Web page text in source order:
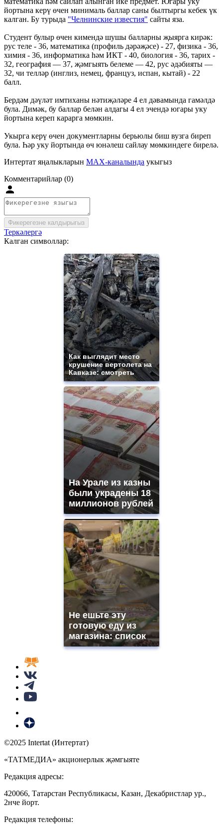
йортына керү өчен минималь баллар саны былтыргы кебек үк
калган. Бу турыда "Челнинские известия" сайты яза.
Студент булыр өчен кимендә шушы балларны җыярга кирәк:
рус теле - 36, математика (профиль дәрәҗәсе) - 27, физика - 36,
химия - 36, информатика һәм ИКТ - 40, биология - 36, тарих -
32, география — 37, җәмгыять белеме — 42, рус әдәбияты —
32, чи телләр (инглиз, немец, француз, испан, кытай) - 22
балл.
Бердәм дәүләт имтиханы нәтиҗәләре 4 ел дәвамында гамәлдә
була. Димәк, бу баллар белән алдагы 4 ел эчендә югары уку
йортына кереп карарга мөмкин.
Укырга керү өчен документларны берьюлы биш вузга биреп
була. Һәр уку йортында өч юнәлеш сайлау мөмкиндеге бирелә.
Интертат яңалыкларын MAX-каналында укыгыз
Комментарийлар (0)
Фикерегезне калдырыгыз
Теркәлергә
Калган символлар:
Как выглядит место
крушение вертолета на
Кавказе: смотреть
На Урале из казны
были украдены 18
миллионов рублей
Не ешьте эту
готовую еду из
магазина: список
©2025 Intertat (Интертат)
«ТАТМЕДИА» акционерлык җәмгыяте
Редакция адресы:
420066, Татарстан Республикасы, Казан, Декабристлар ур.,
2нче йорт.
Редакция телефоны: